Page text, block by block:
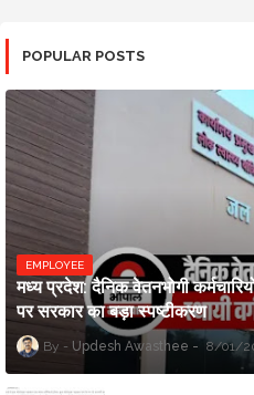
POPULAR POSTS
EMPLOYEE
मध्य प्रदेश: दैनिक वेतनभोगी
पर सरकार का बड़ा स्पष्टीकरण
Updesh Awasthee 8/01/